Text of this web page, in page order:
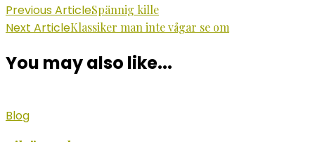
Post
Navigation
Previous ArticleSpännig kille
Next ArticleKlassiker man inte vågar se om
You may also like...
Blog